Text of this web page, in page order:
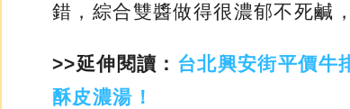
錯，綜合雙醬做得很濃郁不死鹹
>>延伸閱讀： 台北興安街平價牛
酥皮濃湯！